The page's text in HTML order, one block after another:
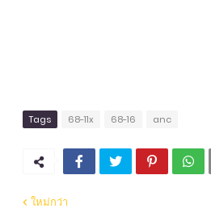
Tags 68-11x 68-16 anc
ใหม่กว่า